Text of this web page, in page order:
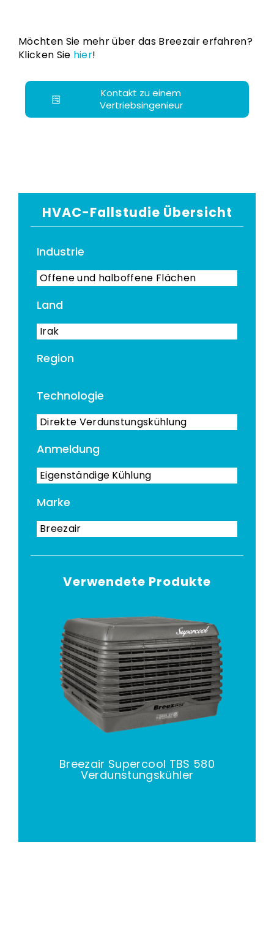
Möchten Sie mehr über das Breezair erfahren?
Klicken Sie hier!
Kontakt zu einem
Vertriebsingenieur
HVAC-Fallstudie Übersicht
Industrie
Offene und halboffene Flächen
Land
Irak
Region
Technologie
Direkte Verdunstungskühlung
Anmeldung
Eigenständige Kühlung
Marke
Breezair
Verwendete Produkte
Breezair Supercool TBS 580
Verdunstungskühler